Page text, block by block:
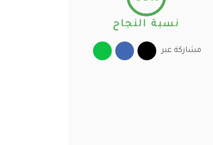
نسبة النجاح
مشاركة عبر